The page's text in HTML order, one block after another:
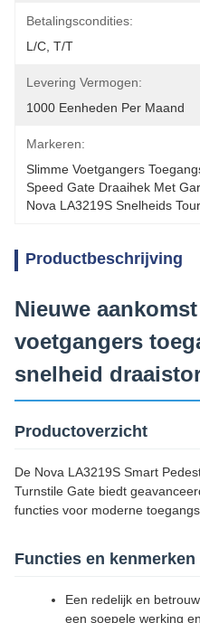
Betalingscondities:
L/C, T/T
Levering Vermogen:
1000 Eenheden Per Maand
Markeren:
Slimme Voetgangers
Speed Gate Draaihek Met
Nova LA3219S Snelheids
Productbeschrijving
Nieuwe
voetgangers
snelheid
Productoverzicht
De Nova LA3219S Smart
Turnstile Gate biedt
functies voor moderne
Functies en kenmerken
Een redelijk en
een soepele werking